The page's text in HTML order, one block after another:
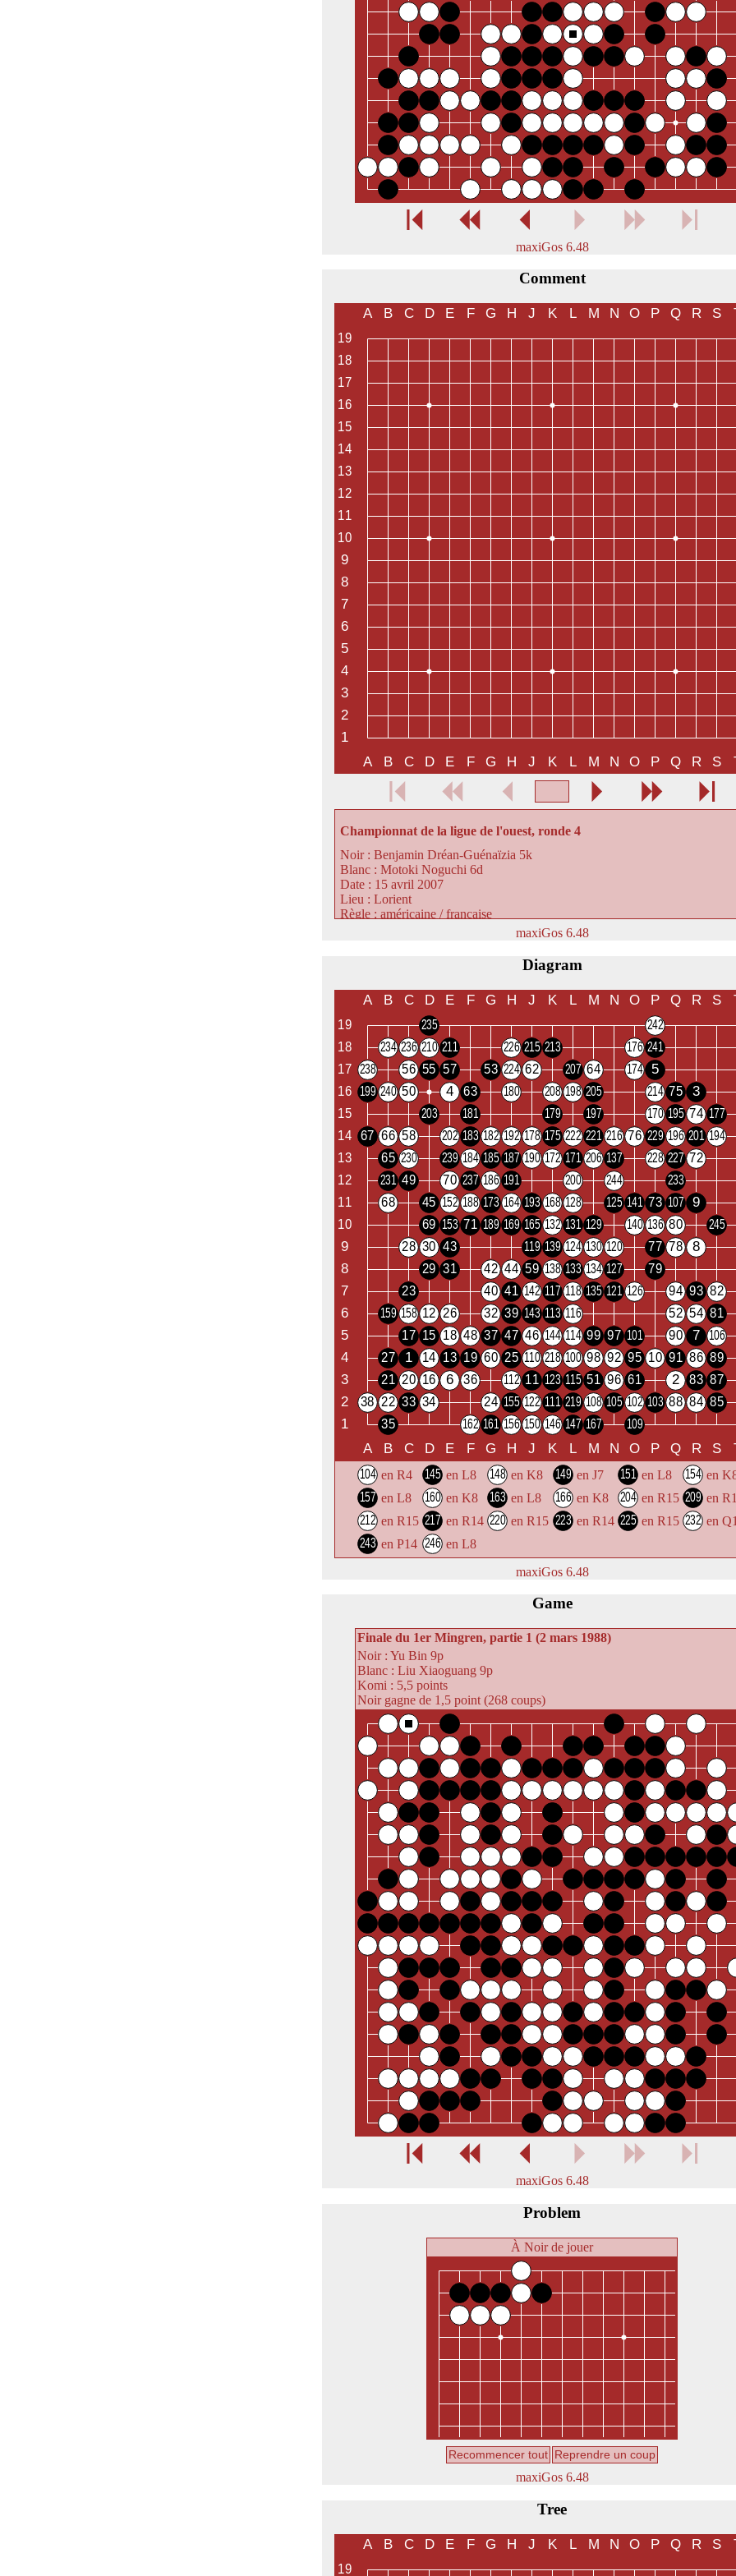
maxiGos 6.48
Comment
Championnat de la ligue de l'ouest, ronde 4
Noir : Benjamin Dréan-Guénaïzia 5k
Blanc : Motoki Noguchi 6d
Date : 15 avril 2007
Lieu : Lorient
Règle : américaine / française
Blanc gagne de 26,5 points
Benjamin est classé 5k mais il est 2-3d en vrai. C'est un des jeunes qui
comme notre Guillaume de Tours...
maxiGos 6.48
Diagram
en R4 en L8 en K8 en J7 en L8
en
en L8
en K8 en L8 en K8 en R15
en
en R15
en R14 en R15 en R14 en R15
en
en P14
en L8
maxiGos 6.48
Game
Finale du 1er Mingren, partie 1 (2 mars 1988)
Noir : Yu Bin 9p
Blanc : Liu Xiaoguang 9p
Komi : 5,5 points
Noir gagne de 1,5 point (268 coups)
maxiGos 6.48
Problem
À Noir de jouer
Recommencer tout Reprendre un coup
maxiGos 6.48
Tree